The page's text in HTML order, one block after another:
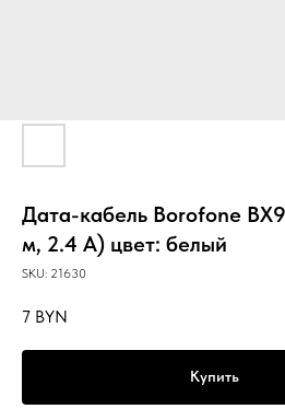
Дата-кабель Borofone
м, 2.4 A) цвет: белый
SKU: 21630
7 BYN
Купить